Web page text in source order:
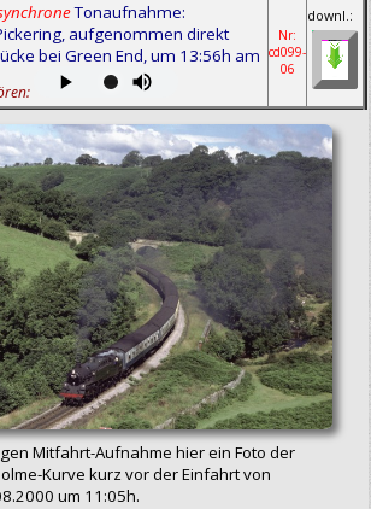
Tonaufnahme:
aufgenommen direkt
bei Green End, um 13:56h am
Nr:
cd099-
06
downl.:
Mitfahrt-Aufnahme hier ein Foto der
Kurve kurz vor der Einfahrt von
um 11:05h.